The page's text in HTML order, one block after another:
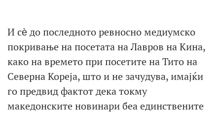
И сѐ до последното ревносно медиумско
покривање на посетата на Лавров на Кина,
како на времето при посетите на Тито на
Северна Кореја, што и не зачудува, имајќи
го предвид фактот дека токму
македонските новинари беа единствените